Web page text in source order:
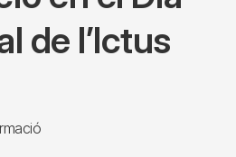
de l’Ictus